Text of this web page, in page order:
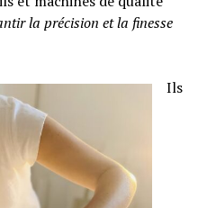
la précision et la finesse
Ils